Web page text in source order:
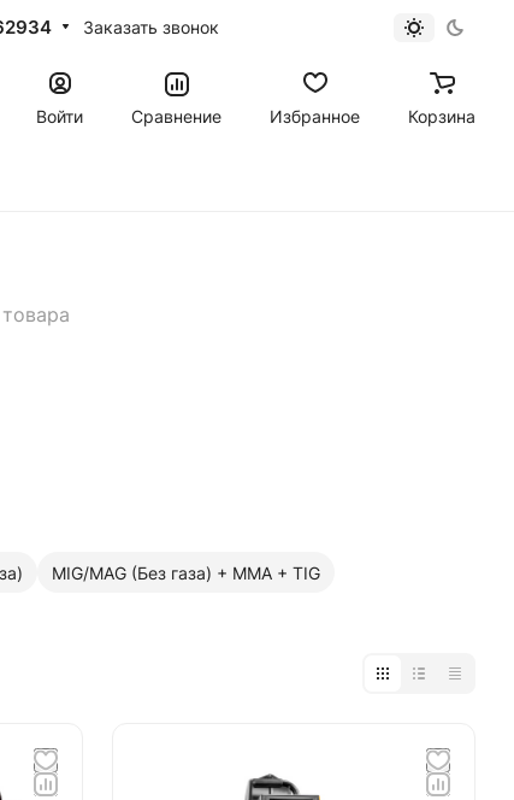
Заказать звонок
Войти
Сравнение Избранное Корзина
MIG/MAG (Без газа) + MMA + TIG